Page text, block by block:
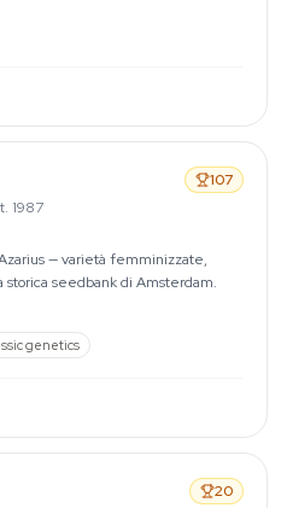
1987
107
— varietà femminizzate,
seedbank di Amsterdam.
genetics
20